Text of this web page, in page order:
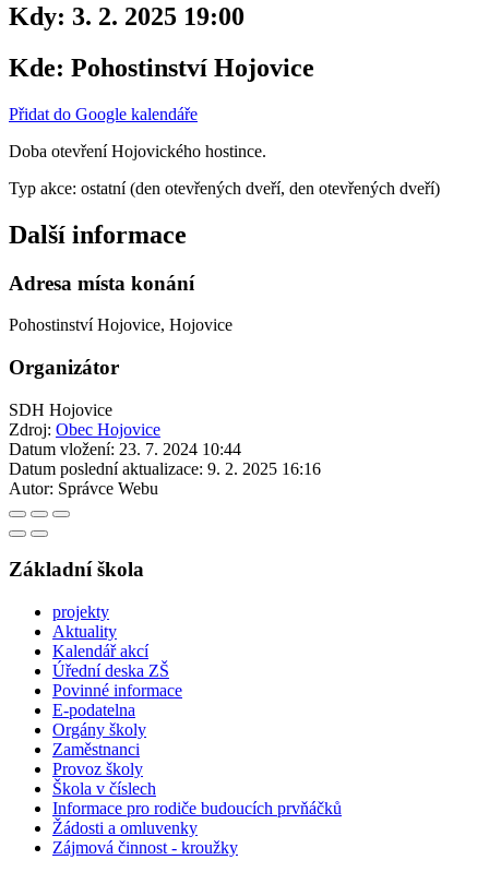
Kdy: 3. 2. 2025 19:00
Kde: Pohostinství Hojovice
Přidat do Google kalendáře
Doba otevření Hojovického hostince.
Typ akce: ostatní (den otevřených dveří, den otevřených dveří)
Další informace
Adresa místa konání
Pohostinství Hojovice, Hojovice
Organizátor
SDH Hojovice
Zdroj: Obec Hojovice
Datum vložení: 23. 7. 2024 10:44
Datum poslední aktualizace: 9. 2. 2025 16:16
Autor: Správce Webu
Základní škola
projekty
Aktuality
Kalendář akcí
Úřední deska ZŠ
Povinné informace
E-podatelna
Orgány školy
Zaměstnanci
Provoz školy
Škola v číslech
Informace pro rodiče budoucích prvňáčků
Žádosti a omluvenky
Zájmová činnost - kroužky